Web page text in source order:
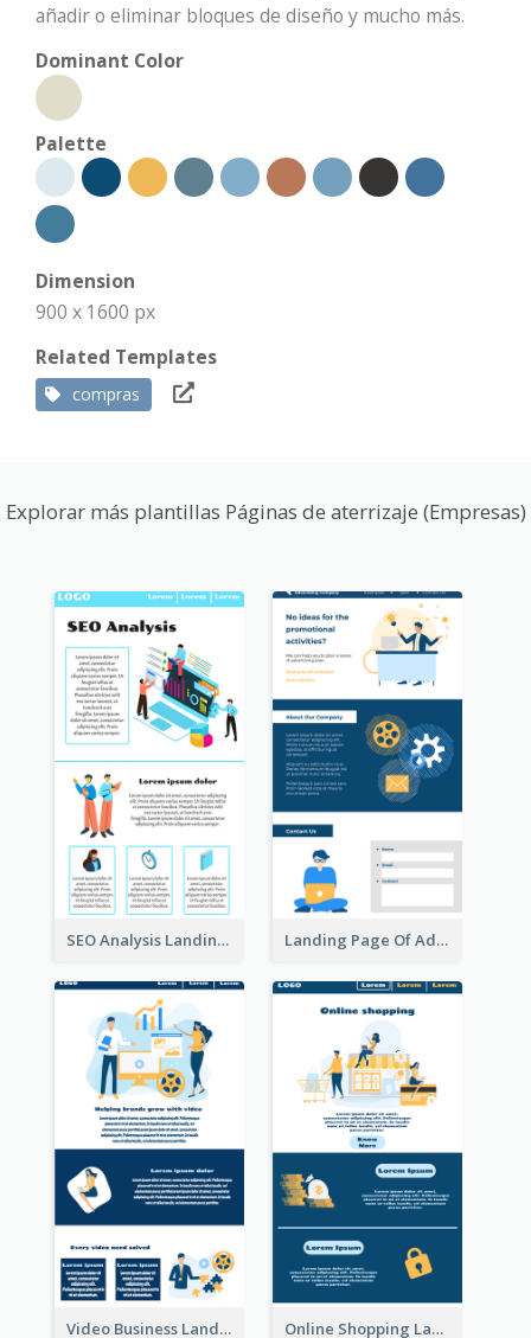
añadir o eliminar bloques de diseño y mucho más.
Dominant Color
Palette
Dimension
900 x 1600 px
Related Templates
compras
Explorar más plantillas Páginas de aterrizaje (Empresas)
SEO Analysis Landing Page Landing Page Of Advertising Company
Video Business Landing Page Online Shopping Landing Page